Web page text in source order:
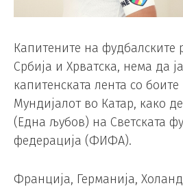
Капитените на фудбалските
Србија и Хрватска, нема да
капитенската лента со
Мундијалот во Катар, како
(Една љубов) на Светската
федерација (ФИФА).
Франција, Германија,